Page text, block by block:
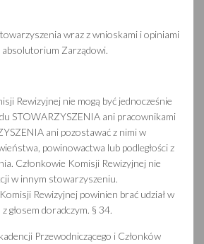
wraz z wnioskami i opiniami
absolutorium Zarządowi.
Rewizyjnej nie mogą być jednocześnie
STOWARZYSZENIA ani pracownikami
ani pozostawać z nimi w
powinowactwa lub podległości z
Członkowie Komisji Rewizyjnej nie
w innym stowarzyszeniu.
Rewizyjnej powinien brać udział w
głosem doradczym. § 34.
Przewodniczącego i Członków